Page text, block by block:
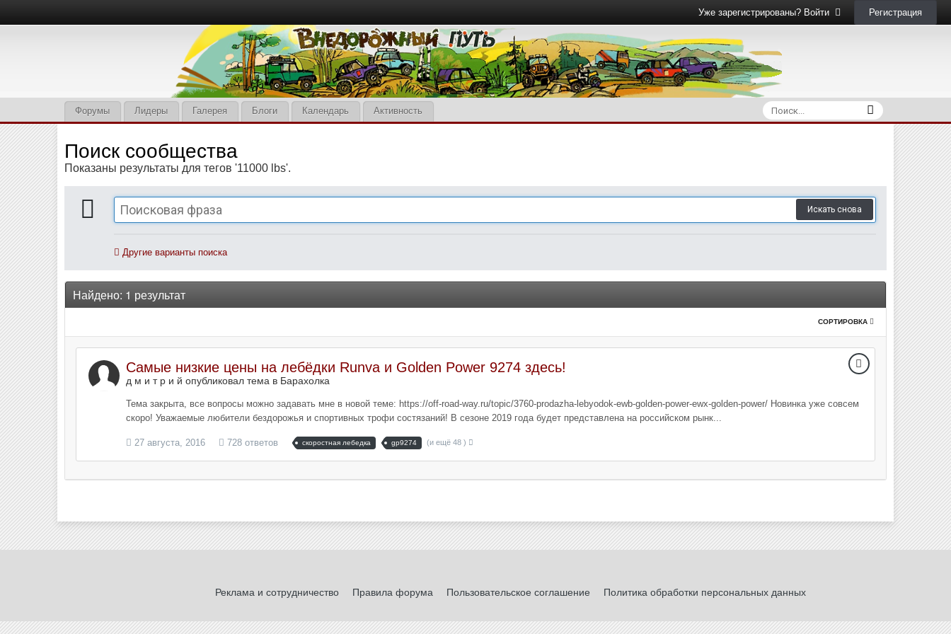
Уже зарегистрированы? Войти Регистрация
Форумы Лидеры Галерея Блоги Календарь Активность
Поиск сообщества
Показаны результаты для тегов '11000 lbs'.
Искать снова
Другие варианты поиска
Найдено: 1 результат
СОРТИРОВКА
Самые низкие цены на лебёдки Runva и Golden Power 9274 здесь!
д м и т р и й опубликовал тема в Барахолка
Тема закрыта, все вопросы можно задавать мне в новой теме: https://off-road-way.ru/topic/3760-prodazha-lebyodok-ewb-golden-power-ewx-golden-power/ Новинка уже совсем
скоро! Уважаемые любители бездорожья и спортивных трофи состязаний! В сезоне 2019 года будет представлена на российском рынк...
27 августа, 2016 728 ответов скоростная лебедка gp9274 (и ещё 48 )
Реклама и сотрудничество Правила форума Пользовательское соглашение Политика обработки персональных данных